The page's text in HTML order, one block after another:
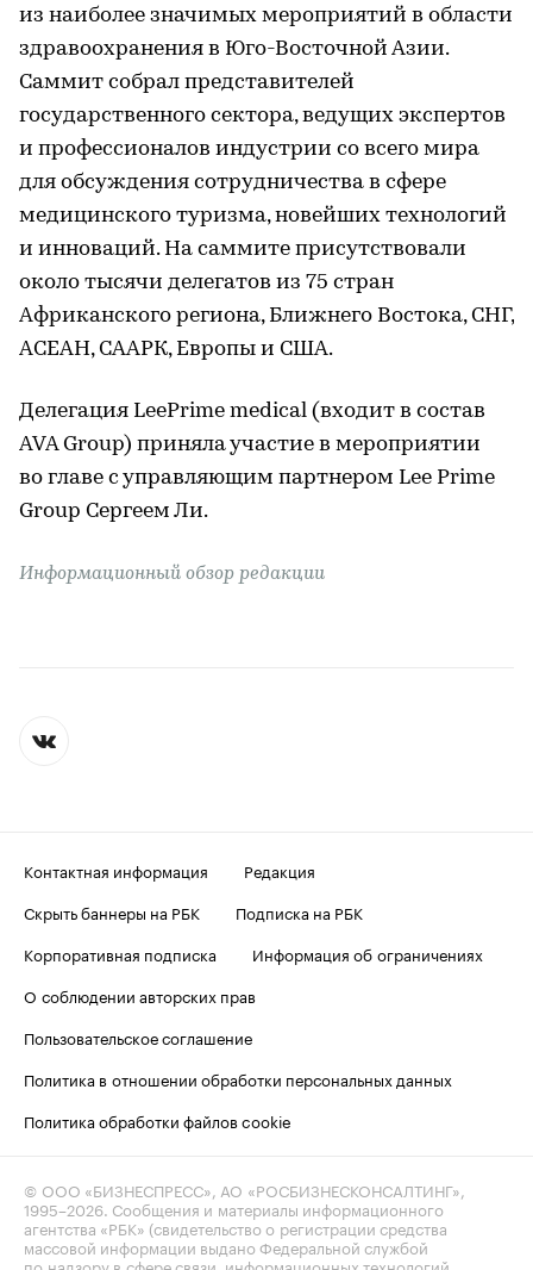
из наиболее значимых мероприятий в области
здравоохранения в Юго-Восточной Азии.
Саммит собрал представителей
государственного сектора, ведущих экспертов
и профессионалов индустрии со всего мира
для обсуждения сотрудничества в сфере
медицинского туризма, новейших технологий
и инноваций. На саммите присутствовали
около тысячи делегатов из 75 стран
Африканского региона, Ближнего Востока, СНГ,
АСЕАН, СААРК, Европы и США.
Делегация LeePrime medical (входит в состав
AVA Group) приняла участие в мероприятии
во главе с управляющим партнером Lee Prime
Group Сергеем Ли.
Информационный обзор редакции
Контактная информация
Редакция
Скрыть баннеры на РБК
Подписка на РБК
Корпоративная подписка
Информация об ограничениях
О соблюдении авторских прав
Пользовательское соглашение
Политика в отношении обработки персональных данных
Политика обработки файлов cookie
© ООО «БИЗНЕСПРЕСС», АО «РОСБИЗНЕСКОНСАЛТИНГ»,
1995–2026 . Сообщения и материалы информационного
агентства «РБК» (свидетельство о регистрации средства
массовой информации выдано Федеральной службой
по надзору в сфере связи, информационных технологий